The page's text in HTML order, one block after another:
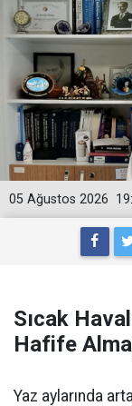
05 Ağustos 2026
Sıcak
Hafife
Yaz aylarında